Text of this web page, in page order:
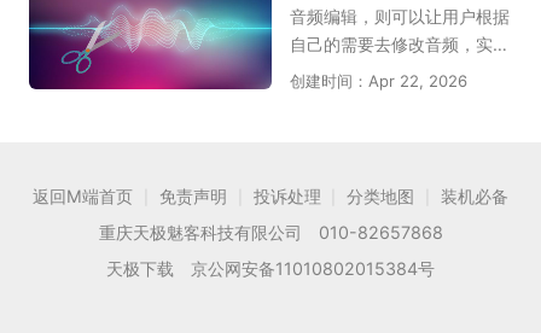
票证券软件哪个好、股票证券
软件有哪些、正规炒股工具下
你的股票证券软件。
情软件，包括东方财富、同花
顺、国信证券金太阳、广发证
券金融终端、兴业证券通达信
等。不仅可以提供股市行情的
最好的！
音频编辑，则可以让用户根据
自己的需要去修改音频，实现
音频的“增删改”，好用的音频
题为大家推荐一些好用的音频
编辑软件，其中有福昕音频剪
辑、闪电音频剪辑软件，风云
创建时间：Apr 22, 2026
返回M端首页 免责声明 投诉处理 分类地图
装机必备
重庆天极魅客科技有限公司 010-82657868
天极下载 京公网安备11010802015384号